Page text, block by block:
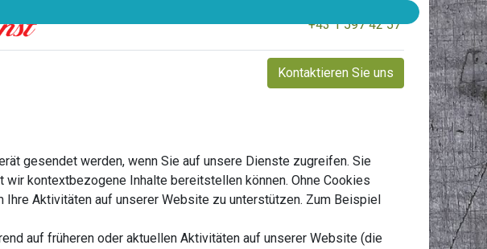
+43 1 597 42 57
Kontaktieren Sie uns
gesendet werden, wenn Sie auf unsere Dienste zugreifen. Sie
kontextbezogene Inhalte bereitstellen können. Ohne Cookies
Aktivitäten auf unserer Website zu unterstützen. Zum Beispiel
auf früheren oder aktuellen Aktivitäten auf unserer Website (die